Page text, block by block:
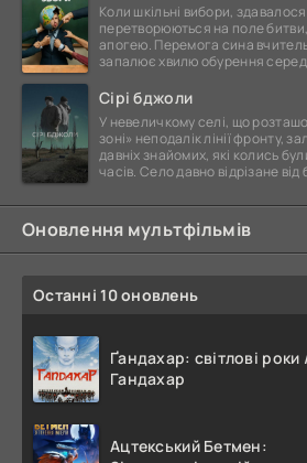
Коли шкільні вибори,
перетворюються на поле
апогею. Перемога сина
запалює хвилю обурення серед
Сірі бджоли
У невеличкому селі, що
зоні» неподалік лінії фронту,
давніх знайомих, які колись
часів. Село давно відрізане від
Оновлення мультфільмів
Останні 10 оновлень
Ґандахар: світлові роки
Гандахар
Ацтекський Бетмен: